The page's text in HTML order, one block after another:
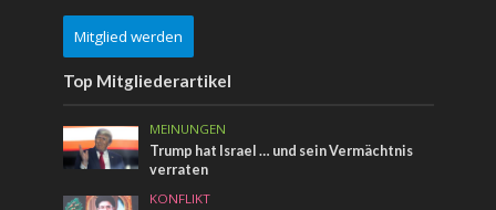
Mitglied werden
Top Mitgliederartikel
MEINUNGEN
Trump hat Israel … und sein Vermächtnis
verraten
KONFLIKT